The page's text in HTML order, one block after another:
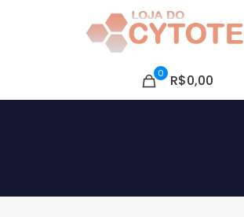
0 R$0,00